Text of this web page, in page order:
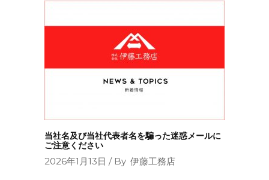
当社名及び当社代表者名を騙った迷惑メールに
ご注意ください
2026年1月13日 By 伊藤工務店